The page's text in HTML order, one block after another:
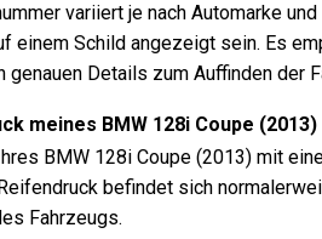
variiert je nach Automarke
einem Schild angezeigt sein. Es
genauen Details zum Auffinden der
meines BMW 128i Coupe
BMW 128i Coupe (2013) mit
befindet sich
Fahrzeugs.